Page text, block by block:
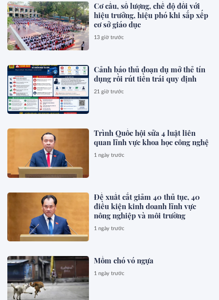
Cơ cấu, số lượng, chế độ đối với
hiệu trưởng, hiệu phó khi sắp xếp
cơ sở giáo dục
13 giờ trước
Cảnh báo thủ đoạn dụ mở thẻ tín
dụng rồi rút tiền trái quy định
21 giờ trước
Trình Quốc hội sửa 4 luật liên
quan lĩnh vực khoa học công nghệ
1 ngày trước
Đề xuất cắt giảm 40 thủ tục, 40
điều kiện kinh doanh lĩnh vực
nông nghiệp và môi trường
1 ngày trước
Mồm chó vó ngựa
1 ngày trước